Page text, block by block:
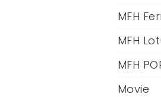
MFH
MFH
MFH
Movie